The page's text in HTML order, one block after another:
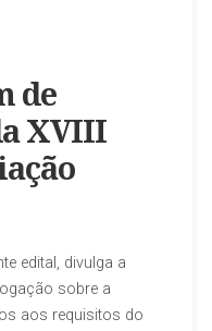
de
XVIII
edital, divulga a
sobre a
aos requisitos do